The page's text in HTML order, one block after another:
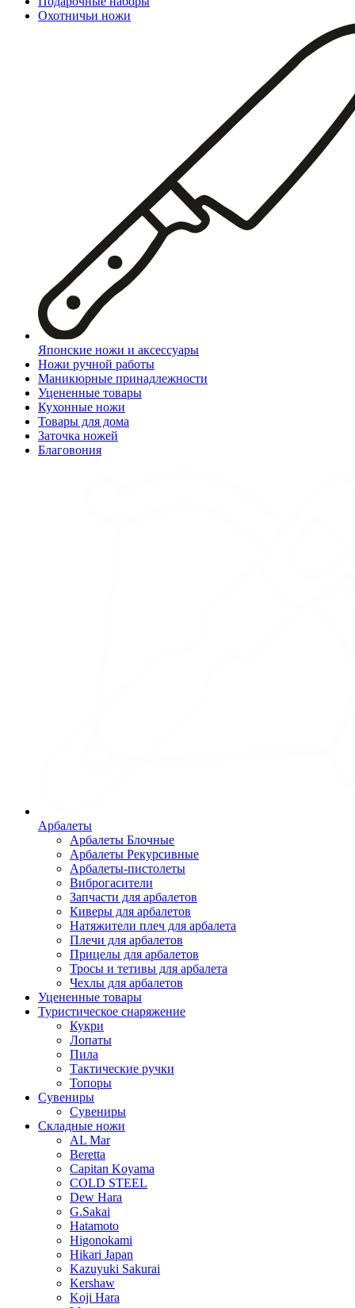
Охотничьи ножи
Японские ножи и аксессуары
Ножи ручной работы
Маникюрные принадлежности
Уцененные товары
Кухонные ножи
Товары для дома
Заточка ножей
Благовония
Арбалеты
Арбалеты Блочные
Арбалеты Рекурсивные
Арбалеты-пистолеты
Виброгасители
Запчасти для арбалетов
Киверы для арбалетов
Натяжители плеч для арбалета
Плечи для арбалетов
Прицелы для арбалетов
Тросы и тетивы для арбалета
Чехлы для арбалетов
Уцененные товары
Туристическое снаряжение
Кукри
Лопаты
Пила
Тактические ручки
Топоры
Сувениры
Сувениры
Складные ножи
AL Mar
Beretta
Capitan Koyama
COLD STEEL
Dew Hara
G.Sakai
Hatamoto
Higonokami
Hikari Japan
Kazuyuki Sakurai
Kershaw
Koji Hara